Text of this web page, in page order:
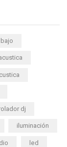
bajo
dj
iluminación
led